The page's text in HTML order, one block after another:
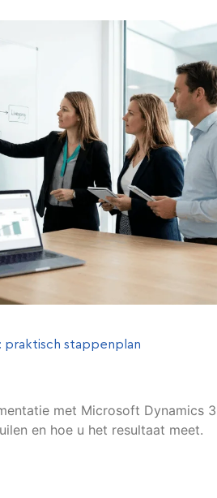
praktisch stappenplan
met Microsoft Dynamics
en hoe u het resultaat meet.